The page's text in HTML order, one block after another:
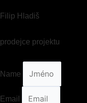
Filip Hladiš
prodejce projektu
Name
Email